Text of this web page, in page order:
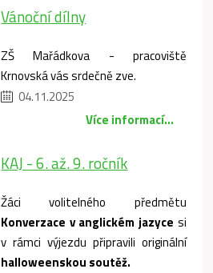
Vánoční dílny
ZŠ Mařádkova - pracoviště
Krnovská vás srdečně zve.
04.11.2025
Více informací...
KAJ - 6. až. 9. ročník
Žáci volitelného předmětu
Konverzace v anglickém jazyce si
v rámci výjezdu připravili originální
halloweenskou soutěž.